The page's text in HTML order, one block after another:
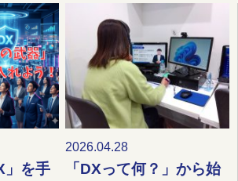
」を手
2026.04.28
「DXって何？」から始